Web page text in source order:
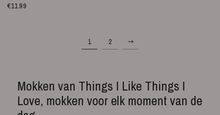
€11.99
1 2
Mokken van Things I Like Things I
Love, mokken voor elk moment van de